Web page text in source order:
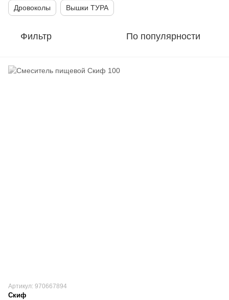
Дровоколы Вышки ТУРА
Фильтр По популярности
Артикул: 970667894
Скиф